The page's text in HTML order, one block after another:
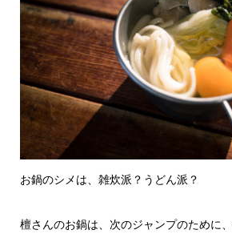
お鍋のシメは、雑炊派？うどん派？
檀さんのお鍋は、次のジャンプのために